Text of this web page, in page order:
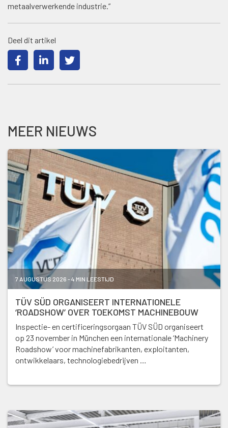
metaalverwerkende industrie.”
Deel dit artikel
MEER NIEUWS
7 AUGUSTUS 2026 - 4 MIN LEESTIJD
TÜV SÜD ORGANISEERT INTERNATIONELE
‘ROADSHOW’ OVER TOEKOMST MACHINEBOUW
Inspectie- en certificeringsorgaan TÜV SÜD organiseert
op 23 november in München een internationale ‘Machinery
Roadshow’ voor machinefabrikanten, exploitanten,
ontwikkelaars, technologiebedrijven …